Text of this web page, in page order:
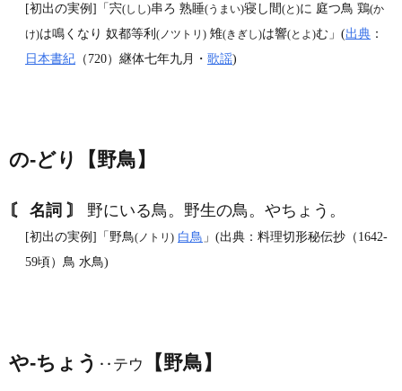
[初出の実例]「宍(しし)串ろ 熟睡(うまい)寝し間(と)に 庭つ鳥 鶏(か
け)は鳴くなり 奴都等利 (ノツトリ) 雉(きぎし)は響(とよ)む」(出典 ：
日本書紀 （720）継体七年九月・ 歌謡)
の‐どり【野鳥】
〘 名詞 〙 野にいる鳥。野生の鳥。やちょう。
[初出の実例]「野鳥(ノトリ) 白鳥 」(出典：料理切形秘伝抄（1642‐
59頃）鳥 水鳥)
や‐ちょう ‥テウ 【野鳥】